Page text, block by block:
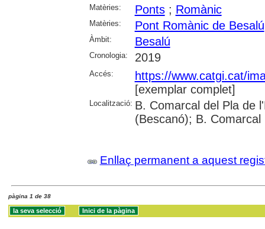
Matèries: Ponts; Romànic
Matèries: Pont Romànic de Besalú
Àmbit: Besalú
Cronologia: 2019
Accés:
https://www.catgi.cat/
[exemplar complet]
Localització: B. Comarcal del Pla de
(Bescanó); B.
Enllaç permanent a aquest
pàgina 1 de 38